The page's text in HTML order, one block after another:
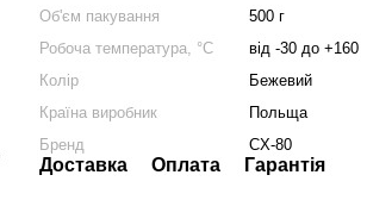
Об'єм пакування
500 г
Робоча температура, °C
від -30 до +160
Колір
Бежевий
Країна виробник
Польща
Бренд
CX-80
Доставка Оплата Гарантія